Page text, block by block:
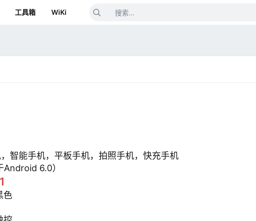
工具箱 WiKi
智能手机，平板手机，拍照手机，快充手机
6.0）
色